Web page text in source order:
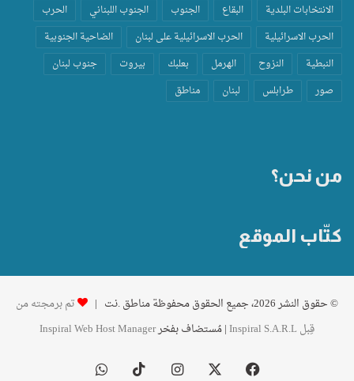
الانتخابات البلدية البقاع الجنوب الجنوب اللبناني
الحرب
الحرب الاسرائيلية
الحرب الاسرائيلية على لبنان
الضاحية الجنوبية
النبطية
النزوح الهرمل بعلبك بيروت
جنوب لبنان
صور
طرابلس لبنان مناطق
من نحن؟
كتّاب الموقع
© حقوق النشر 2026، جميع الحقوق محفوظة مناطق .نت |
تم برمجته من
قِبل Inspiral S.A.R.L
| مُستضاف بفخرInspiral Web Host Manager
فيسبوك انستقرام ‫TikTokواتساب